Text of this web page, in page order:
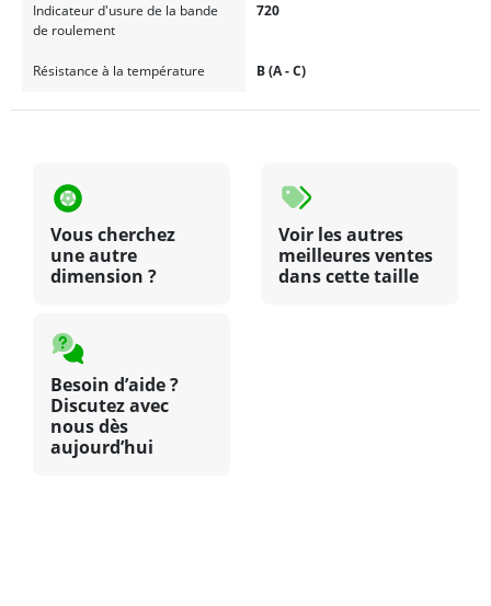
Indicateur d'usure de la bande
de roulement
720
Résistance à la température B (A - C)
Vous cherchez
une autre
dimension ?
Voir les autres
meilleures ventes
dans cette taille
Besoin d’aide ?
Discutez avec
nous dès
aujourd’hui